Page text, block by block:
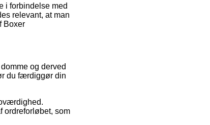
i forbindelse med
relevant, at man
Boxer
og derved
du færdiggør din
ordreforløbet, som